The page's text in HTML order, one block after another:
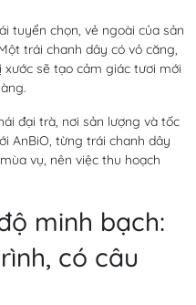
tuyển chọn, vẻ ngoài của sản
trái chanh dây có vỏ căng,
sẽ tạo cảm giác tươi mới
đại trà, nơi sản lượng và tốc
AnBiO, từng trái chanh dây
vụ, nên việc thu hoạch
minh bạch:
có câu